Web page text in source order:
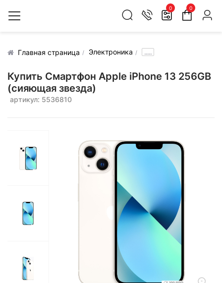
0 0
Главная страница Электроника .....
Купить Смартфон Apple iPhone 13 256GB
(сияющая звезда)
артикул: 5536810